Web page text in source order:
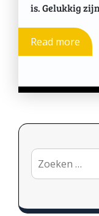
is. Gelukkig
Read more
Zoeken
naar: